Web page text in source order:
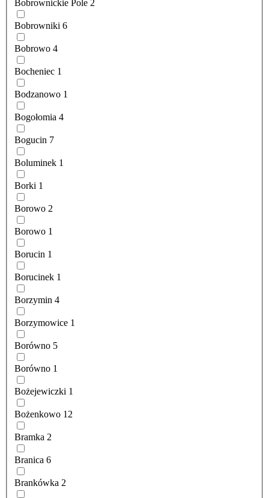
Bobrownickie Pole 2
Bobrowniki 6
Bobrowo 4
Bocheniec 1
Bodzanowo 1
Bogołomia 4
Bogucin 7
Boluminek 1
Borki 1
Borowo 2
Borowo 1
Borucin 1
Borucinek 1
Borzymin 4
Borzymowice 1
Borówno 5
Borówno 1
Bożejewiczki 1
Bożenkowo 12
Bramka 2
Branica 6
Brankówka 2